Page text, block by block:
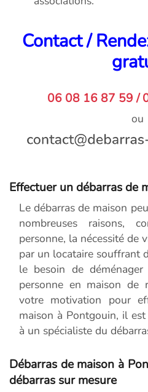
Contact /
06 08 16 87 59 /
ou
Effectuer un débarras de
Le débarras de maison
nombreuses raisons,
personne, la nécessité de
par un locataire souffrant
le besoin de
personne en maison de
votre motivation pour
maison à Pontgouin, il
à un spécialiste du
Débarras de maison à
débarras sur mesure